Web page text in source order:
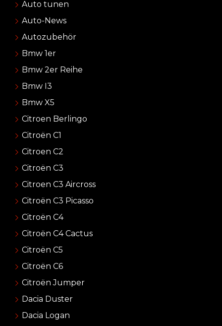
Auto tunen
Auto-News
Autozubehör
Bmw 1er
Bmw 2er Reihe
Bmw I3
Bmw X5
Citroen Berlingo
Citroën C1
Citroen C2
Citroën C3
Citroen C3 Aircross
Citroën C3 Picasso
Citroën C4
Citroën C4 Cactus
Citroën C5
Citroën C6
Citroën Jumper
Dacia Duster
Dacia Logan